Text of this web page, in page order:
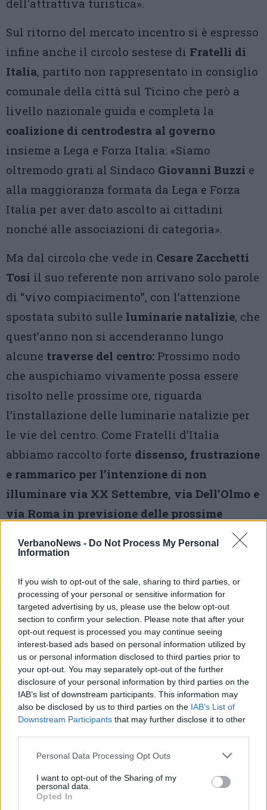
VerbanoNews - Do Not Process My Personal
Information
If you wish to opt-out of the sale, sharing to third parties, or
processing of your personal or sensitive information for
targeted advertising by us, please use the below opt-out
section to confirm your selection. Please note that after your
opt-out request is processed you may continue seeing
interest-based ads based on personal information utilized by
us or personal information disclosed to third parties prior to
your opt-out. You may separately opt-out of the further
disclosure of your personal information by third parties on the
IAB’s list of downstream participants. This information may
also be disclosed by us to third parties on the IAB’s List of
Downstream Participants that may further disclose it to other
Personal Data Processing Opt Outs
I want to opt-out of the Sharing of my
personal data.
Opted In
dell’attrattiva turistica».
Sul ritorno del mercato incentro si è espresso
infine anche il circolo sestese di Fratelli di
Italia, partito non rappresentato in consiglio
comunale della città sul Ticino che però a
livello nazionale guida e completa la
coalizione di centrodestra al governo
insieme a Lega e Forza Italia: «Siamo
oltremodo grati al Sindaco Giovanni Buzzi e
alla maggioranza formata da Lega e Forza
Italia per aver dato ascolto ai cittadini
nonché alle associazioni di categoria».
Ma dal circolo che vede in Cesare Zacchetti
Tosi il suo referente non arrivano solo parole
di “vivo compiacimento”, con l’attenzione
spostata subito sulle luminarie natalizie, che
quest’anno non si accenderanno lungo
alcune traverse del centro: Prossimo nodo
che auspichiamo vivamente possa essere
risolto nelle prossime ore, riguarda
l’installazione delle luminarie natalizie per
le vie del centro. Come Fratelli d’Italia
abbiamo raccolto forte dissenso, frustrazione
e rammarico per l’intenzione di non
illuminare via XX Settembre, via Dell’Olmo e
via Roma in previsione delle prossime
Il calore, l’atmosfera e lo stimolo al
consumo indotti dalle luminarie non
Castronno
Tutti gli eventi
diagosto
PIÙ INFORMAZIONI SU
fratelli di italia sesto calende
insieme per sesto
lega della libertà sesto calende
mercato sesto calende
sesto2030